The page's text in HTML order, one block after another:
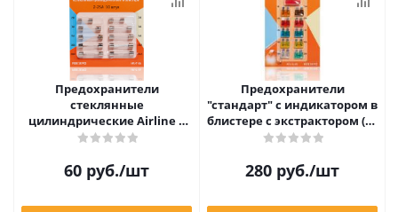
Предохранители
стеклянные
цилиндрические Airline в
блистере (10 шт. 2-25А)
60 руб./шт
Предохранители
"стандарт" с индикатором в
блистере с экстрактором (10
шт. 5-30А)
280 руб./шт